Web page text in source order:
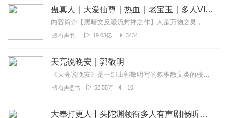
蛊真人｜大爱仙尊｜热血｜老宝玉｜多人VIP免费有声剧
内容简介【黑暗文反派流封神之作】人是万物之灵，蛊是天地真精。一个穿越者不断重生的故事。一个养蛊、炼蛊、用蛊的奇特世界。配音组（男角色）老宝玉旁白...
有声书 19.03亿 3434
天亮说晚安｜郭敬明
《天亮说晚安》是一部由郭敬明写的叙事散文类的校园小说。收录在《左手倒影右手年华》和《怀石逾沙》里。
有声图书 52.55万 10
大奉打更人丨头陀渊领衔多人有声剧|畅听全集|王鹤棣、田曦薇主演影视剧原著|卖报小郎君